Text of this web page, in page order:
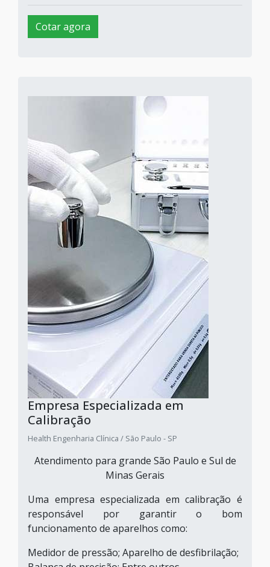
Cotar agora
Empresa Especializada em
Calibração
Health Engenharia Clínica / São Paulo - SP
Atendimento para grande São Paulo e Sul de
Minas Gerais
Uma empresa especializada em calibração é
responsável por garantir o bom
funcionamento de aparelhos como:
Medidor de pressão; Aparelho de desfibrilação;